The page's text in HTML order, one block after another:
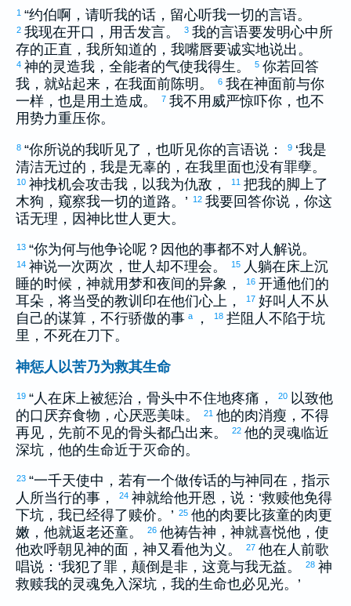
1 “约伯啊，请听我的话，留心听我一切的言语。
2 我现在开口，用舌发言。 3 我的言语要发明心中所
存的正直，我所知道的，我嘴唇要诚实地说出。
4 神的灵造我，全能者的气使我得生。 5 你若回答
我，就站起来，在我面前陈明。
6 我在神面前与你
一样，也是用土造成。
7 我不用威严惊吓你，也不
用势力重压你。
8 “你所说的我听见了，也听见你的言语说： 9 ‘我是
清洁无过的，我是无辜的，在我里面也没有罪孽。
10 神找机会攻击我，以我为仇敌， 11 把我的脚上了
木狗，窥察我一切的道路。’
12 我要回答你说，你这
话无理，因神比世人更大。
13 “你为何与他争论呢？因他的事都不对人解说。
14 神说一次两次，世人却不理会。 15 人躺在床上沉
睡的时候，神就用梦和夜间的异象，
16 开通他们的
耳朵，将当受的教训印在他们心上，
17 好叫人不从
自己的谋算，不行骄傲的事 a ， 18 拦阻人不陷于坑
里，不死在刀下。
神惩人以苦乃为救其生命
19 “人在床上被惩治，骨头中不住地疼痛， 20 以致他
的口厌弃食物，心厌恶美味。
21 他的肉消瘦，不得
再见，先前不见的骨头都凸出来。
22 他的灵魂临近
深坑，他的生命近于灭命的。
23 “一千天使中，若有一个做传话的与神同在，指示
人所当行的事，
24 神就给他开恩，说：‘救赎他免得
下坑，我已经得了赎价。’ 25 他的肉要比孩童的肉更
嫩，他就返老还童。
26 他祷告神，神就喜悦他，使
他欢呼朝见神的面，神又看他为义。
27 他在人前歌
唱说：‘我犯了罪，颠倒是非，这竟与我无益。
28 神
救赎我的灵魂免入深坑，我的生命也必见光。’